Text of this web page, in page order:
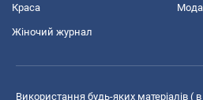
Краса Мода
Жіночий журнал
Використання будь-яких матеріалів (